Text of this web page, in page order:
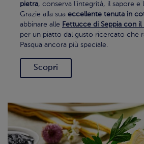
pietra, conserva l'integrità, il sapore e
Grazie alla sua eccellente tenuta in
abbinare alle Fettucce di Seppia con
per un piatto dal gusto ricercato che
Pasqua ancora più speciale.
Scopri